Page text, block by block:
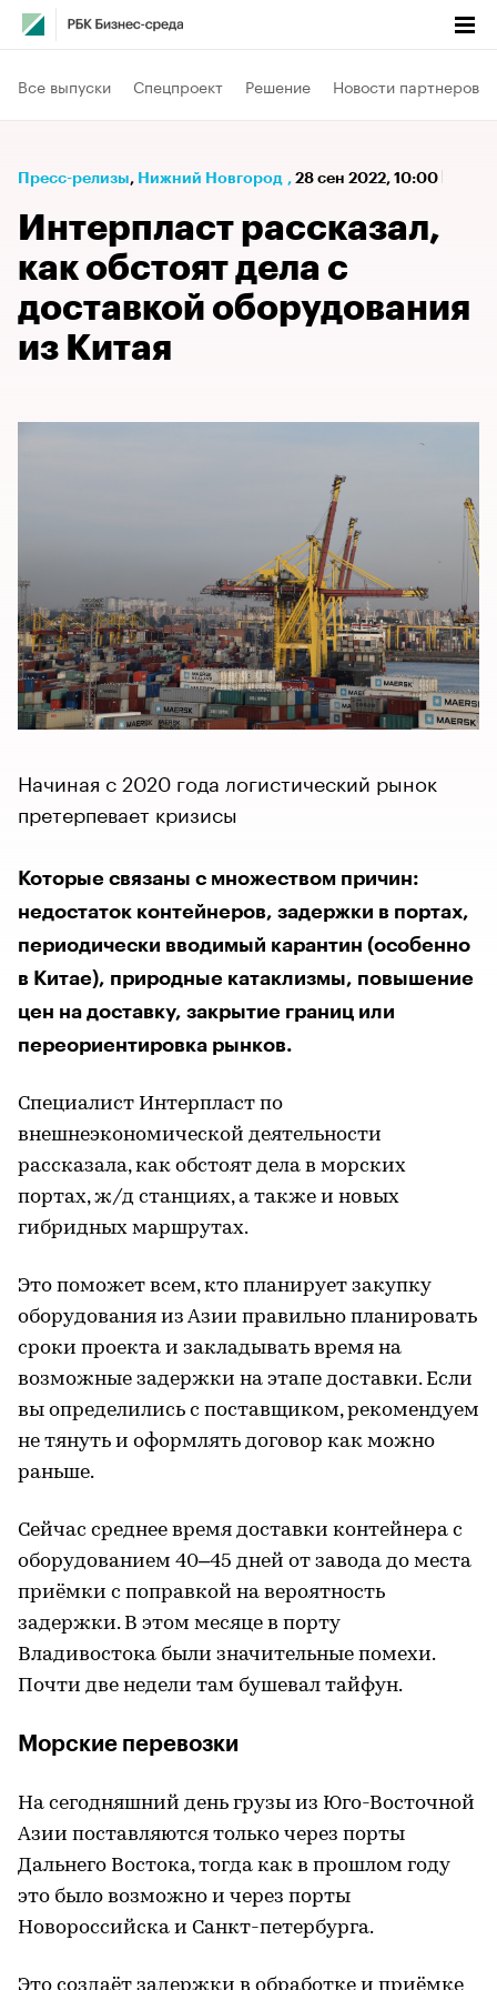
Все выпуски Спецпроект Решение Новости партнеров
Пресс-релизы⁠, Нижний Новгород , 28 сен 2022, 10:00
Интерпласт рассказал,
как обстоят дела с
доставкой оборудования
из Китая
Начиная с 2020 года логистический рынок
претерпевает кризисы
Которые связаны с множеством причин:
недостаток контейнеров, задержки в портах,
периодически вводимый карантин (особенно
в Китае), природные катаклизмы, повышение
цен на доставку, закрытие границ или
переориентировка рынков.
Специалист Интерпласт по
внешнеэкономической деятельности
рассказала, как обстоят дела в морских
портах, ж/д станциях, а также и новых
гибридных маршрутах.
Это поможет всем, кто планирует закупку
оборудования из Азии правильно планировать
сроки проекта и закладывать время на
возможные задержки на этапе доставки. Если
вы определились с поставщиком, рекомендуем
не тянуть и оформлять договор как можно
раньше.
Сейчас среднее время доставки контейнера с
оборудованием 40–45 дней от завода до места
приёмки с поправкой на вероятность
задержки. В этом месяце в порту
Владивостока были значительные помехи.
Почти две недели там бушевал тайфун.
Морские перевозки
На сегодняшний день грузы из Юго-Восточной
Азии поставляются только через порты
Дальнего Востока, тогда как в прошлом году
это было возможно и через порты
Новороссийска и Санкт-петербурга.